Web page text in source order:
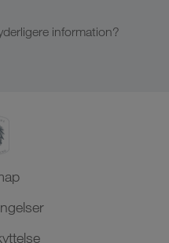
information?